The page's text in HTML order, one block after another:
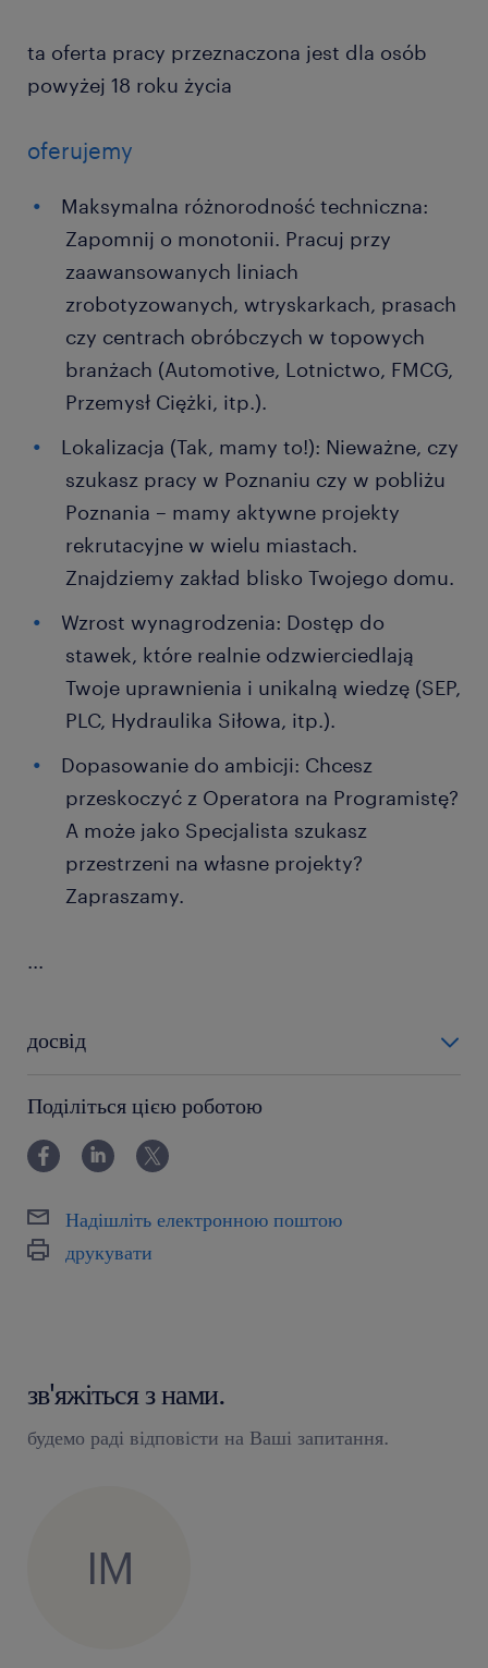
ta oferta pracy przeznaczona jest dla osób
powyżej 18 roku życia
oferujemy
Maksymalna różnorodność techniczna:
Zapomnij o monotonii. Pracuj przy
zaawansowanych liniach
zrobotyzowanych, wtryskarkach, prasach
czy centrach obróbczych w topowych
branżach (Automotive, Lotnictwo, FMCG,
Przemysł Ciężki, itp.).
Lokalizacja (Tak, mamy to!): Nieważne, czy
szukasz pracy w Poznaniu czy w pobliżu
Poznania – mamy aktywne projekty
rekrutacyjne w wielu miastach.
Znajdziemy zakład blisko Twojego domu.
Wzrost wynagrodzenia: Dostęp do
stawek, które realnie odzwierciedlają
Twoje uprawnienia i unikalną wiedzę (SEP,
PLC, Hydraulika Siłowa, itp.).
Dopasowanie do ambicji: Chcesz
przeskoczyć z Operatora na Programistę?
A może jako Specjalista szukasz
przestrzeni na własne projekty?
Zapraszamy.
...
досвід
Поділіться цією роботою
Надішліть електронною поштою
друкувати
зв'яжіться з нами.
будемо раді відповісти на Ваші запитання.
IM